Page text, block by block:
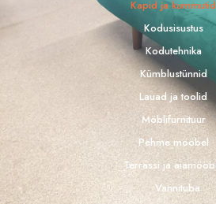
Kapid ja kummutid
Kodusisustus
Kodutehnika
Kümblustünnid
Lauad ja toolid
Möblifurnituur
Pehme mööbel
Terrassi ja
Vannituba